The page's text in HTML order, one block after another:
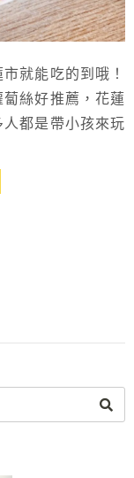
就能吃的到哦！
絲好推薦，花蓮
都是帶小孩來玩